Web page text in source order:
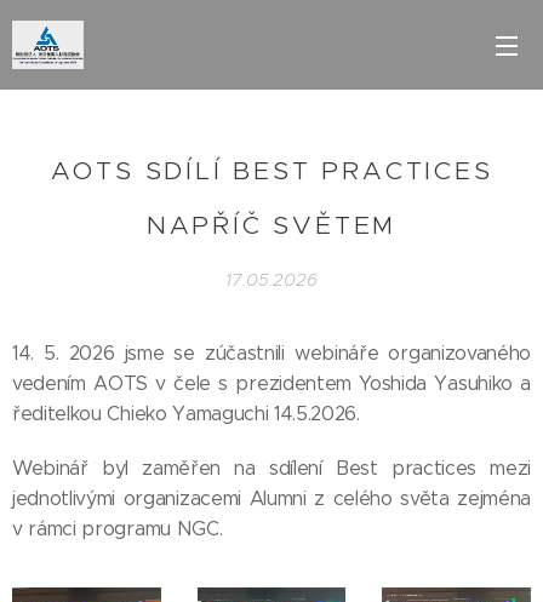
AOTS SDÍLÍ BEST PRACTICES
NAPŘÍČ SVĚTEM
17.05.2026
14. 5. 2026 jsme se zúčastnili webináře organizovaného
vedením AOTS v čele s prezidentem Yoshida Yasuhiko a
ředitelkou Chieko Yamaguchi 14.5.2026.
Webinář byl zaměřen na sdílení Best practices mezi
jednotlivými organizacemi Alumni z celého světa zejména
v rámci programu NGC.